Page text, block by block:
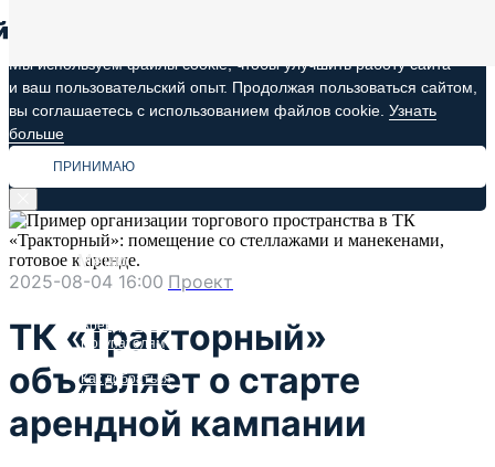
Мы используем файлы cookie, чтобы улучшить работу сайта
и ваш пользовательский опыт. Продолжая пользоваться сайтом,
вы соглашаетесь с использованием файлов cookie. Узнать
больше
ПРИНИМАЮ
2025-08-04 16:00 Проект
ТК «Тракторный»
объявляет о старте
арендной кампании
Меню
Арендаторам
Покупателям
Новости и Акции
Как добраться
Контакты